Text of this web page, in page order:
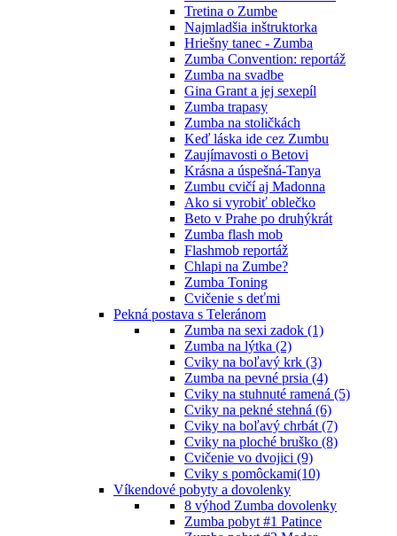
Tretina o Zumbe
Najmladšia inštruktorka
Hriešny tanec - Zumba
Zumba Convention: reportáž
Zumba na svadbe
Gina Grant a jej sexepíl
Zumba trapasy
Zumba na stoličkách
Keď láska ide cez Zumbu
Zaujímavosti o Betovi
Krásna a úspešná-Tanya
Zumbu cvičí aj Madonna
Ako si vyrobiť oblečko
Beto v Prahe po druhýkrát
Zumba flash mob
Flashmob reportáž
Chlapi na Zumbe?
Zumba Toning
Cvičenie s deťmi
Pekná postava s Teleránom
Zumba na sexi zadok (1)
Zumba na lýtka (2)
Cviky na boľavý krk (3)
Zumba na pevné prsia (4)
Cviky na stuhnuté ramená (5)
Cviky na pekné stehná (6)
Cviky na boľavý chrbát (7)
Cviky na ploché bruško (8)
Cvičenie vo dvojici (9)
Cviky s pomôckami(10)
Víkendové pobyty a dovolenky
8 výhod Zumba dovolenky
Zumba pobyt #1 Patince